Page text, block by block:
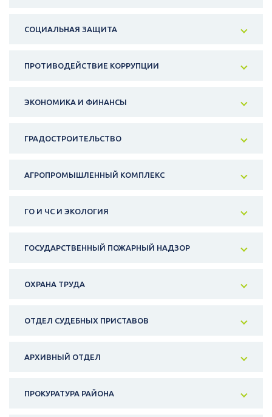
СОЦИАЛЬНАЯ ЗАЩИТА
ПРОТИВОДЕЙСТВИЕ КОРРУПЦИИ
ЭКОНОМИКА И ФИНАНСЫ
ГРАДОСТРОИТЕЛЬСТВО
АГРОПРОМЫШЛЕННЫЙ КОМПЛЕКС
ГО И ЧС И ЭКОЛОГИЯ
ГОСУДАРСТВЕННЫЙ ПОЖАРНЫЙ НАДЗОР
ОХРАНА ТРУДА
ОТДЕЛ СУДЕБНЫХ ПРИСТАВОВ
АРХИВНЫЙ ОТДЕЛ
ПРОКУРАТУРА РАЙОНА